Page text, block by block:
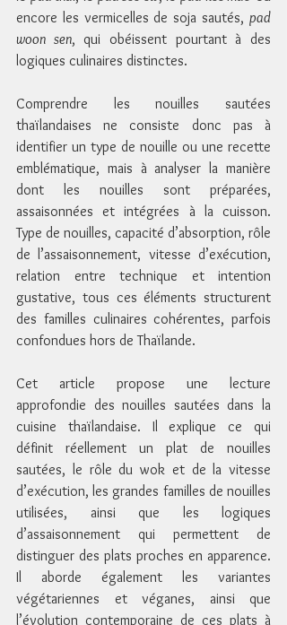
encore les vermicelles de soja sautés, pad
woon sen, qui obéissent pourtant à des
logiques culinaires distinctes.
Comprendre les nouilles sautées
thaïlandaises ne consiste donc pas à
identifier un type de nouille ou une recette
emblématique, mais à analyser la manière
dont les nouilles sont préparées,
assaisonnées et intégrées à la cuisson.
Type de nouilles, capacité d’absorption, rôle
de l’assaisonnement, vitesse d’exécution,
relation entre technique et intention
gustative, tous ces éléments structurent
des familles culinaires cohérentes, parfois
confondues hors de Thaïlande.
Cet article propose une lecture
approfondie des nouilles sautées dans la
cuisine thaïlandaise. Il explique ce qui
définit réellement un plat de nouilles
sautées, le rôle du wok et de la vitesse
d’exécution, les grandes familles de nouilles
utilisées, ainsi que les logiques
d’assaisonnement qui permettent de
distinguer des plats proches en apparence.
Il aborde également les variantes
végétariennes et véganes, ainsi que
l’évolution contemporaine de ces plats à